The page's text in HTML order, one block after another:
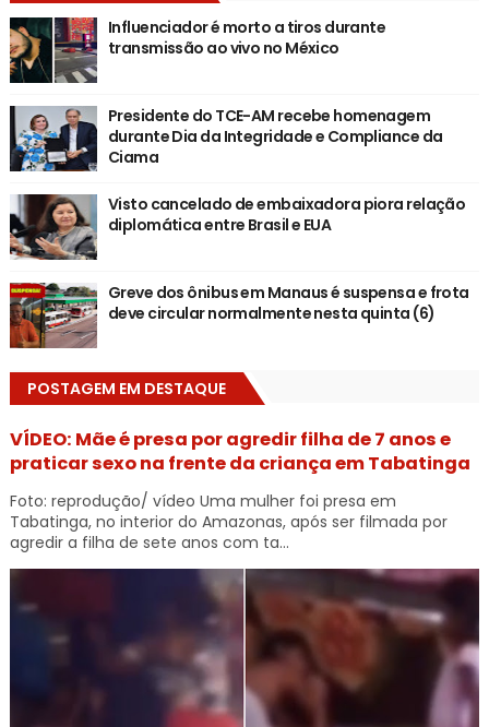
Influenciador é morto a tiros durante
transmissão ao vivo no México
Presidente do TCE-AM recebe homenagem
durante Dia da Integridade e Compliance da
Ciama
Visto cancelado de embaixadora piora relação
diplomática entre Brasil e EUA
Greve dos ônibus em Manaus é suspensa e frota
deve circular normalmente nesta quinta (6)
POSTAGEM EM DESTAQUE
VÍDEO: Mãe é presa por agredir filha de 7 anos e
praticar sexo na frente da criança em Tabatinga
Foto: reprodução/ vídeo Uma mulher foi presa em
Tabatinga, no interior do Amazonas, após ser filmada por
agredir a filha de sete anos com ta...